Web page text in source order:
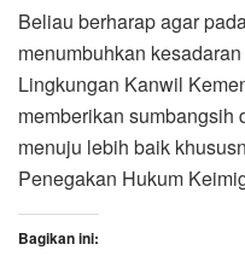
Beliau berharap agar
menumbuhkan
Lingkungan Kanwil
memberikan sumbangsih
menuju lebih baik
Penegakan Hukum
Bagikan ini: